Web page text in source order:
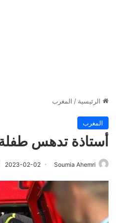
الرئيسية / المغرب
المغرب
أستاذة تدهس طفلة
Soumia Ahemri
2023-02-02